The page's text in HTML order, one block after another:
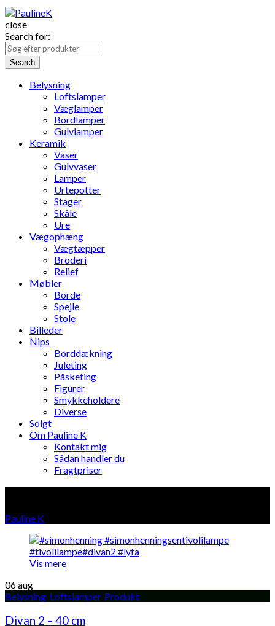
close
Search for:
Search
Belysning
Loftslamper
Væglamper
Bordlamper
Gulvlamper
Keramik
Vaser
Gulvvaser
Lamper
Urtepotter
Stager
Skåle
Ure
Vægophæng
Vægtæpper
Broderi
Relief
Møbler
Borde
Spejle
Stole
Billeder
Nips
Borddækning
Juleting
Påsketing
Figurer
Smykkeholdere
Diverse
Solgt
Om Pauline K
Kontakt mig
Sådan handler du
Fragtpriser
Pauline K
Vis mere
06aug
Belysning Loftslamper, Produkt
Divan 2 – 40 cm